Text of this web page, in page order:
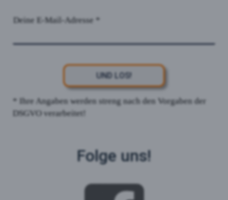
Deine E-Mail-Adresse *
UND LOS!
* Ihre Angaben werden streng nach den Vorgaben der
DSGVO verarbeitet!
Folge uns!